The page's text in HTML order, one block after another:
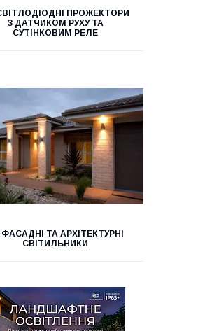
ПРОЖЕКТОРИ
З ДАТЧИКОМ РУХУ ТА
СУТІНКОВИМ РЕЛЕ
ФАСАДНІ ТА АРХІТЕКТУРНІ
СВІТИЛЬНИКИ